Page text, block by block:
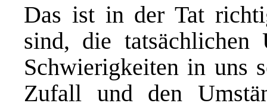
Das ist in der Tat
sind, die tatsächlichen
Schwierigkeiten in uns
Zufall und den